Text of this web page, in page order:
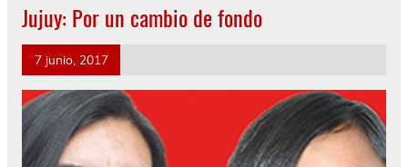
Jujuy: Por un cambio de fondo
7 junio, 2017